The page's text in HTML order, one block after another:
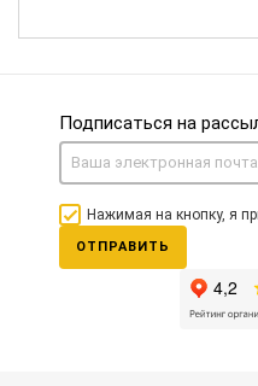
Подписаться на
Нажимая на кнопку, я
ОТПРАВИТЬ